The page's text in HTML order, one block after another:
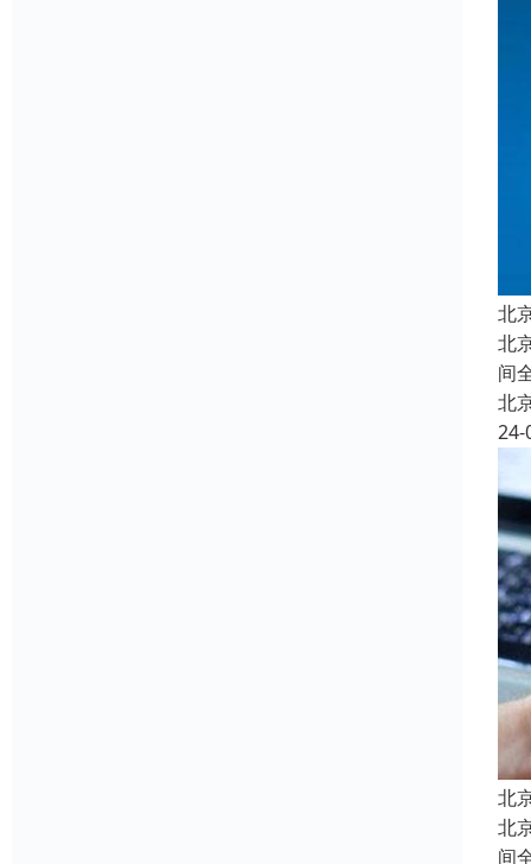
北
北
间
北
24-
北
北
间